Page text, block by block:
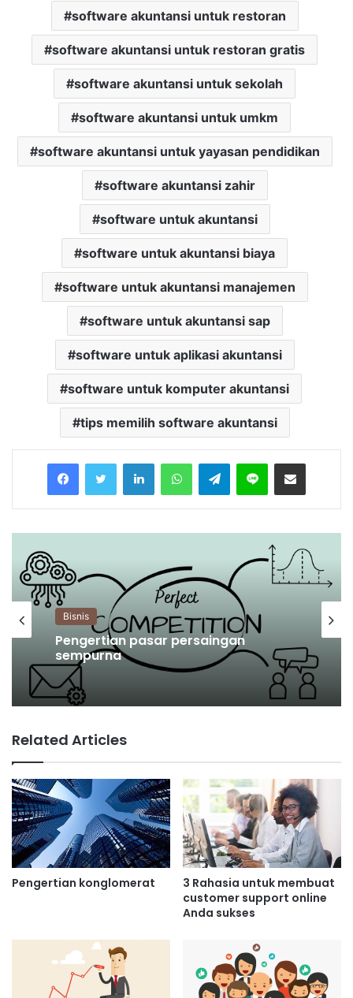
software akuntansi untuk restoran
software akuntansi untuk restoran gratis
software akuntansi untuk sekolah
software akuntansi untuk umkm
software akuntansi untuk yayasan pendidikan
software akuntansi zahir
software untuk akuntansi
software untuk akuntansi biaya
software untuk akuntansi manajemen
software untuk akuntansi sap
software untuk aplikasi akuntansi
software untuk komputer akuntansi
tips memilih software akuntansi
Telegram
Bisnis
Pengertian pasar persaingan
sempurna
Bisnis
Apa itu biaya marjinal produksi?
Related Articles
Pengertian konglomerat
3 Rahasia untuk membuat
customer support online
Anda sukses